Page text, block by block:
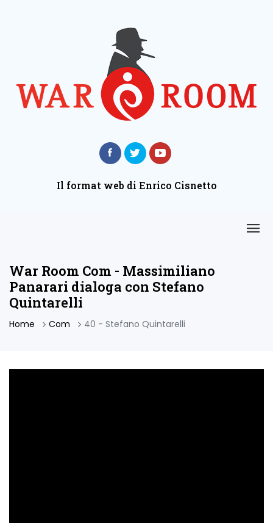
Il format web di Enrico Cisnetto
War Room Com - Massimiliano
Panarari dialoga con Stefano
Quintarelli
Home Com 40 - Stefano Quintarelli